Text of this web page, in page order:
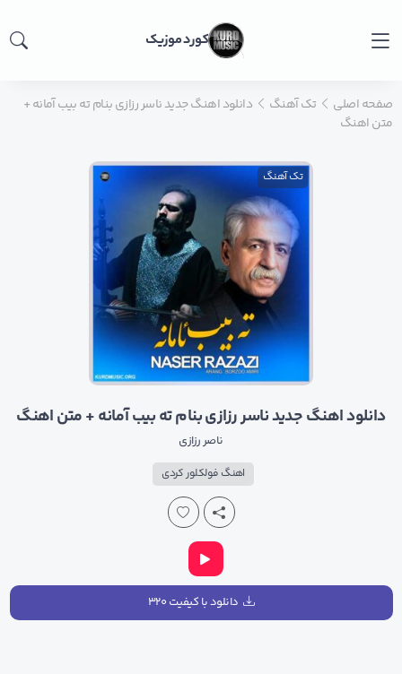
کورد موزیک
صفحه اصلی تک آهنگ
دانلود اهنگ جدید ناسر رزازی بنام ته بیب آمانه +
متن اهنگ
تک آهنگ
دانلود اهنگ جدید ناسر رزازی بنام ته بیب آمانه + متن اهنگ
ناصر رزازی
اهنگ فولکلور کردی
دانلود با کیفیت ۳۲۰